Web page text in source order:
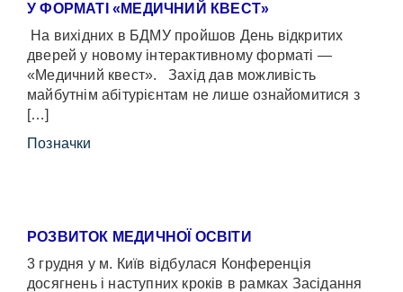
У ФОРМАТІ «МЕДИЧНИЙ КВЕСТ»
На вихідних в БДМУ пройшов День відкритих
дверей у новому інтерактивному форматі —
«Медичний квест». Захід дав можливість
майбутнім абітурієнтам не лише ознайомитися з
[…]
Позначки
РОЗВИТОК МЕДИЧНОЇ ОСВІТИ
3 грудня у м. Київ відбулася Конференція
досягнень і наступних кроків в рамках Засідання